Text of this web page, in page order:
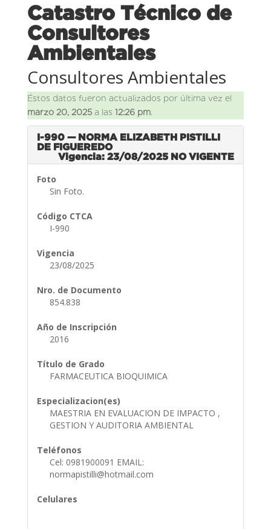
Catastro Técnico de
Consultores
Ambientales
Consultores Ambientales
Éstos datos fueron actualizados por última vez el
marzo 20, 2025a las 12:26 pm.
I-990 — NORMA ELIZABETH PISTILLI
DE FIGUEREDO
Vigencia: 23/08/2025 NO VIGENTE
Foto
Sin Foto.
Código CTCA
I-990
Vigencia
23/08/2025
Nro. de Documento
854.838
Año de Inscripción
2016
Título de Grado
FARMACEUTICA BIOQUIMICA
Especializacion(es)
MAESTRIA EN EVALUACION DE IMPACTO ,
GESTION Y AUDITORIA AMBIENTAL
Teléfonos
Cel: 0981900091 EMAIL:
normapistilli@hotmail.com
Celulares